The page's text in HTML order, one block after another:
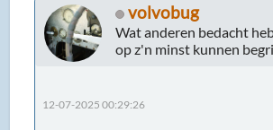
volvobug
Wat anderen bedacht
op z'n minst kunnen
12-07-2025 00:29:26